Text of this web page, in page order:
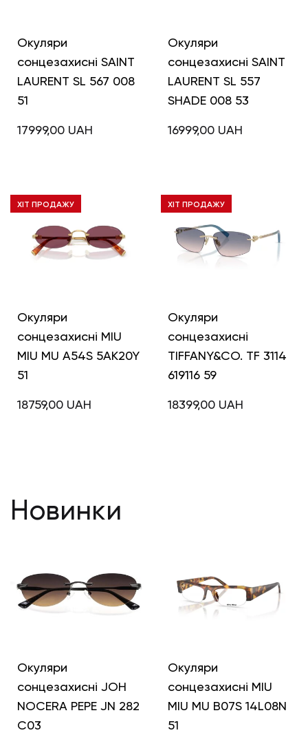
Окуляри
сонцезахисні SAINT
LAURENT SL 567 008
51
17999,00 UAH
Окуляри
сонцезахисні SAINT
LAURENT SL 557
SHADE 008 53
16999,00 UAH
ХІТ ПРОДАЖУ
Окуляри
сонцезахисні MIU
MIU MU A54S 5AK20Y
51
18759,00 UAH
ХІТ ПРОДАЖУ
Окуляри
сонцезахисні
TIFFANY&CO. TF 3114
619116 59
18399,00 UAH
Новинки
Окуляри
сонцезахисні JOH
NOCERA PEPE JN 282
C03
Окуляри
сонцезахисні MIU
MIU MU B07S 14L08N
51